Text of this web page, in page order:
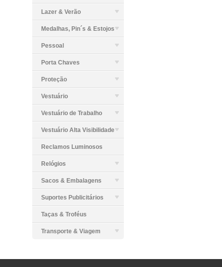
Lazer & Verão
Medalhas, Pin´s & Estojos
Pessoal
Porta Chaves
Proteção
Vestuário
Vestuário de Trabalho
Vestuário Alta Visibilidade
Reclamos Luminosos
Relógios
Sacos & Embalagens
Suportes Publicitários
Taças & Troféus
Transporte & Viagem